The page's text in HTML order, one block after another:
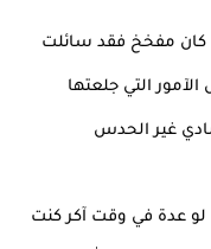
كان مفخخ فقد سائلت
التي جلعتها
غير الحدس
لو عدة في وقت آكر كنت